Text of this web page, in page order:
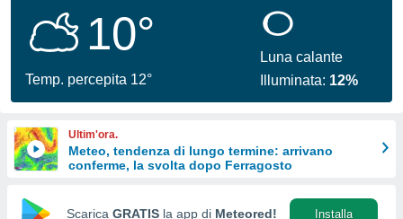
per
le
di
Web
le
10°
Temp. percepita 12°
Luna calante
Illuminata: 12%
Ultim'ora.
Meteo, tendenza di lungo termine: arrivano
conferme, la svolta dopo Ferragosto
Scarica GRATIS la app di Meteored! Installa